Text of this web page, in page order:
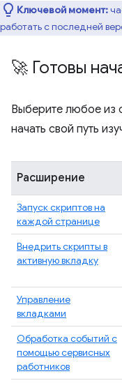
Ключевой момент:
работать с последней
🚀 Готовы
Выберите любое из
начать свой путь
Расширение
Запуск скриптов на
каждой странице
Внедрить скрипты в
активную вкладку
Управление
вкладками
Обработка событий с
помощью сервисных
работников